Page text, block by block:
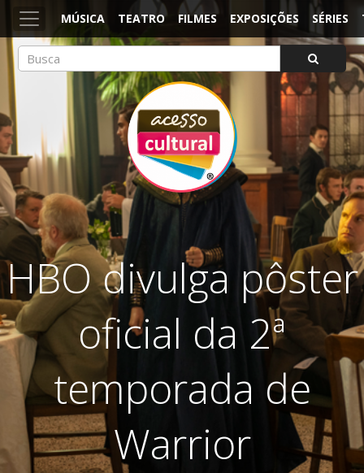
MÚSICA TEATRO FILMES EXPOSIÇÕES SÉRIES
ACESSO CULTURAL
Arte, Cultura Pop e Entretenimento
HBO divulga pôster
oficial da 2ª
temporada de
Warrior